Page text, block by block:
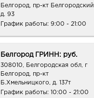
Белгород, пр-кт Белгородский,
д. 93
График работы: 9:00 - 21:00
Белгород ГРИНН: руб.
308010, Белгородская обл, г
Белгород, пр-кт
Б.Хмельницкого, д. 137т
График работы: 10:00 - 21:00